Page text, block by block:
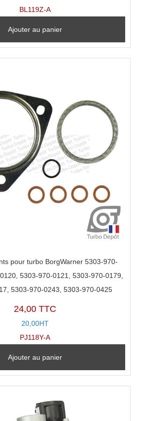
BL119Z-A
Ajouter au panier
pour turbo BorgWarner 5303-970-
5303-970-0121, 5303-970-0179,
5303-970-0243, 5303-970-0425
24,00 TTC
20,00HT
PJ118Y-A
Ajouter au panier